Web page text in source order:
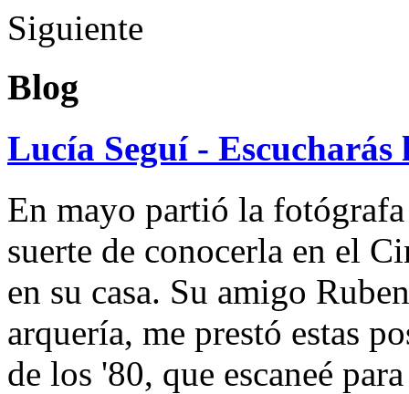
Siguiente
Blog
Lucía Seguí - Escucharás
En mayo partió la
suerte de conocerla en el
en su casa. Su amigo
arquería, me prestó estas
de los '80, que escaneé